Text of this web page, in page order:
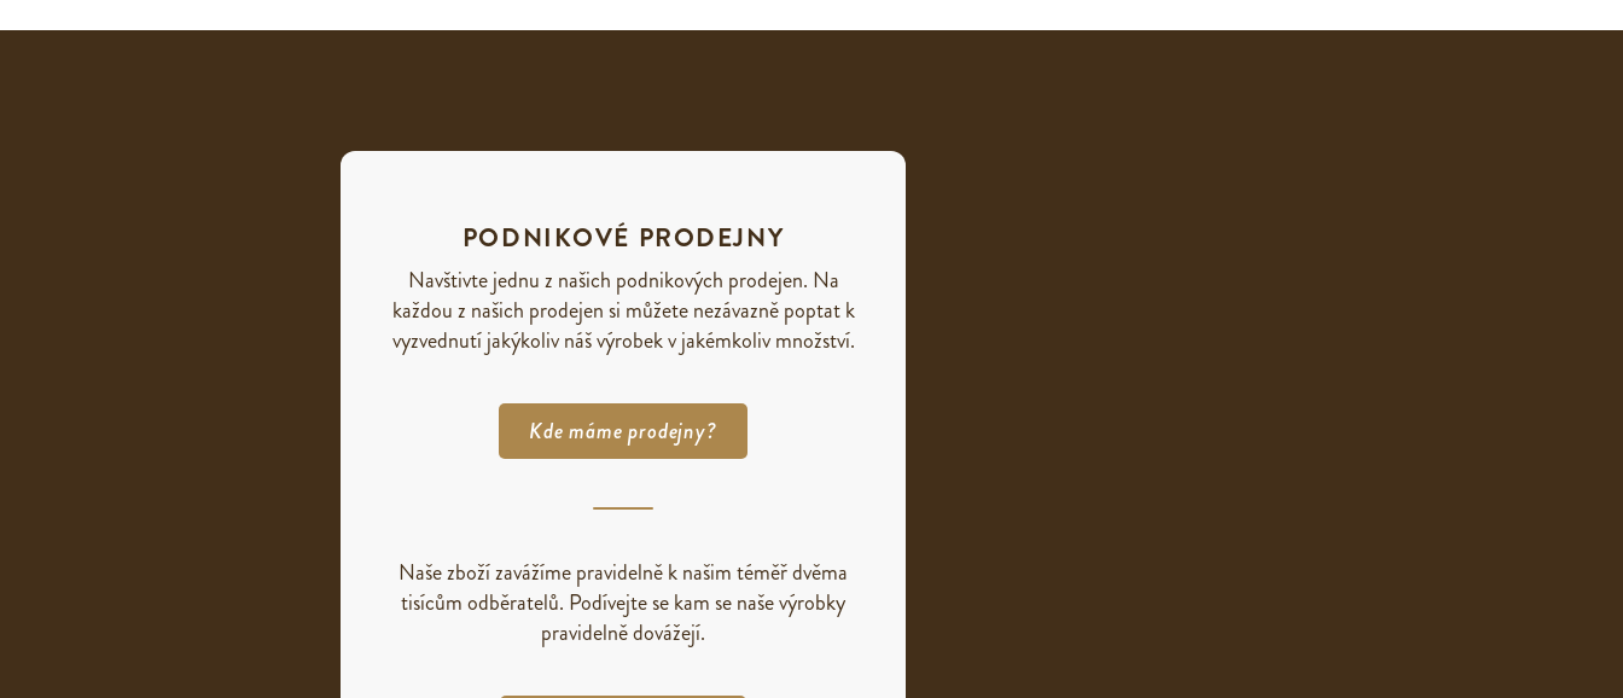
PODNIKOVÉ PRODEJNY
Navštivte jednu z našich podnikových prodejen. Na
každou z našich prodejen si můžete nezávazně poptat k
vyzvednutí jakýkoliv náš výrobek v jakémkoliv množství.
Kde máme prodejny?
Naše zboží zavážíme pravidelně k našim téměř dvěma
tisícům odběratelů. Podívejte se kam se naše výrobky
pravidelně dovážejí.